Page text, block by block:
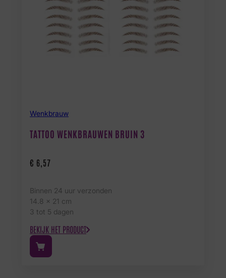
Wenkbrauw
TATTOO WENKBRAUWEN BRUIN 3
€ 6,57
Binnen 24 uur verzonden
14.8 x 21 cm
3 tot 5 dagen
BEKIJK HET PRODUCT